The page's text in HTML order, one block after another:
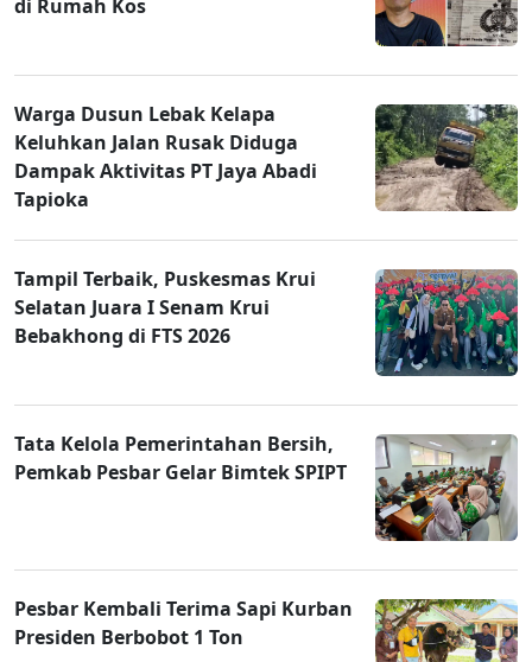
di Rumah Kos
Warga Dusun Lebak Kelapa
Keluhkan Jalan Rusak Diduga
Dampak Aktivitas PT Jaya Abadi
Tapioka
Tampil Terbaik, Puskesmas Krui
Selatan Juara I Senam Krui
Bebakhong di FTS 2026
Tata Kelola Pemerintahan Bersih,
Pemkab Pesbar Gelar Bimtek SPIPT
Pesbar Kembali Terima Sapi Kurban
Presiden Berbobot 1 Ton